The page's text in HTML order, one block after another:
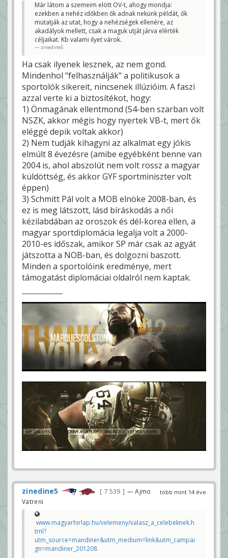
Már látom a szemeim elött OV-t, ahogy mondja:
ezekben a nehéz időkben ők adnak nekünk példát, ők
mutatják az utat, hogy a nehézségek ellenére, az
akadályok mellett, csak a maguk utját járva elérték
céljaikat. Kb valami ilyet várok.
zinedine5
Ha csak ilyenek lesznek, az nem gond.
Mindenhol "felhasználják" a politikusok a
sportolók sikereit, nincsenek illúzióim. A faszi
azzal verte ki a biztosítékot, hogy:
1) Önmagának ellentmond (54-ben szarban volt
NSZK, akkor mégis hogy nyertek VB-t, mert ők
eléggé depik voltak akkor)
2) Nem tudják kihagyni az alkalmat egy jókis
elmúlt 8 évezésre (amibe egyébként benne van
2004 is, ahol abszolút nem volt rossz a magyar
küldöttség, és akkor GYF sportminiszter volt
éppen)
3) Schmitt Pál volt a MOB elnöke 2008-ban, és
ez is meg látszott, lásd bíráskodás a női
kézilabdában az oroszok és dél-korea ellen, a
magyar sportdiplomácia legalja volt a 2000-
2010-es időszak, amikor SP már csak az agyát
játszotta a NOB-ban, és dolgozni baszott.
Minden a sportolóink eredménye, mert
támogatást diplomáciai oldalról nem kaptak.
több mint 14 éve
zinedine5 7 539
— Ajmo
Vatreni
www.magyarhirlap.hu/velemeny/valasz_a_celebeknek.h
tml?
utm_source=mandiner&utm_medium=link&utm_campai
gn=mandiner_201208